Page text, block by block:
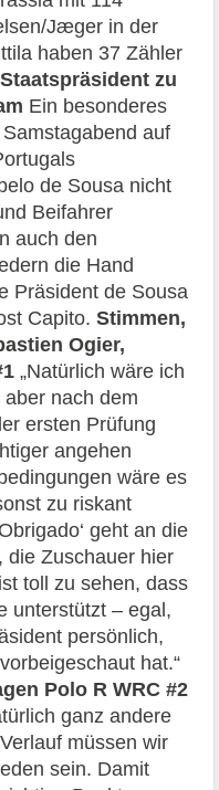
Jæger in der
haben 37 Zähler
zu
Ein besonderes
auf
de Sousa nicht
Beifahrer
auch den
die Hand
Präsident de Sousa
Capito.Stimmen,
Ogier,
„Natürlich wäre ich
nach dem
ersten Prüfung
angehen
wäre es
zu riskant
geht an die
die Zuschauer hier
toll zu sehen, dass
unterstützt – egal,
persönlich,
hat.“
Polo R WRC #2
ganz andere
müssen wir
sein. Damit